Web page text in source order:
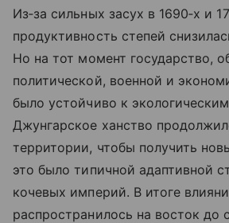
Из‑за сильных засух в 1690‑х и
продуктивность степей
Но на тот момент государство,
политической, военной и
было устойчиво к
Джунгарское ханство
территории, чтобы получить
это было типичной адаптивной
кочевых империй. В итоге
распространилось на восток до